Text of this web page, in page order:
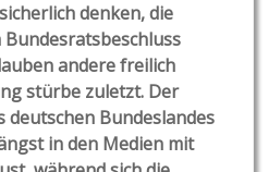
denken, die
andere freilich
stürbe zuletzt. Der
deutschen Bundeslandes
in den Medien mit